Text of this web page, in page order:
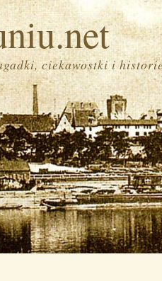
ciekawostki i